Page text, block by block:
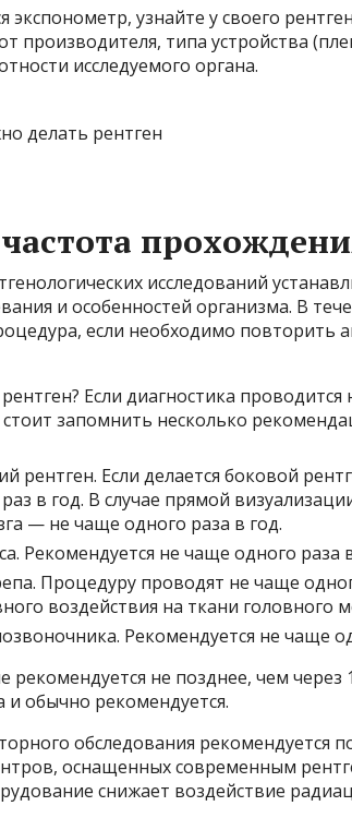
экспонометр, узнайте у своего
производителя, типа устройства
исследуемого органа.
исследований
и особенностей организма. В
если необходимо повторить
Если диагностика проводится
запомнить несколько
рентген. Если делается боковой
в год. В случае прямой
— не чаще одного раза в год.
Рекомендуется не чаще одного раза
Процедуру проводят не чаще
воздействия на ткани головного
Рекомендуется не чаще
рекомендуется не позднее, чем через
обычно рекомендуется.
обследования рекомендуется
оснащенных современным
снижает воздействие